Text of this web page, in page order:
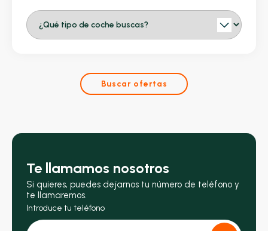
Buscar ofertas
Te llamamos nosotros
Si quieres, puedes dejarnos tu número de teléfono y
te llamaremos.
Introduce tu teléfono